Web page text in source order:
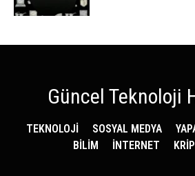
Güncel Teknoloji
TEKNOLOJİ SOSYAL MEDYA
BİLİM
İNTERNET